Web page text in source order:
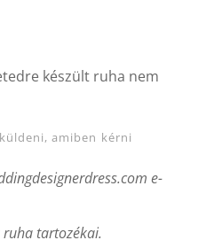
készült ruha nem
amiben kérni
e-
ruha tartozékai.